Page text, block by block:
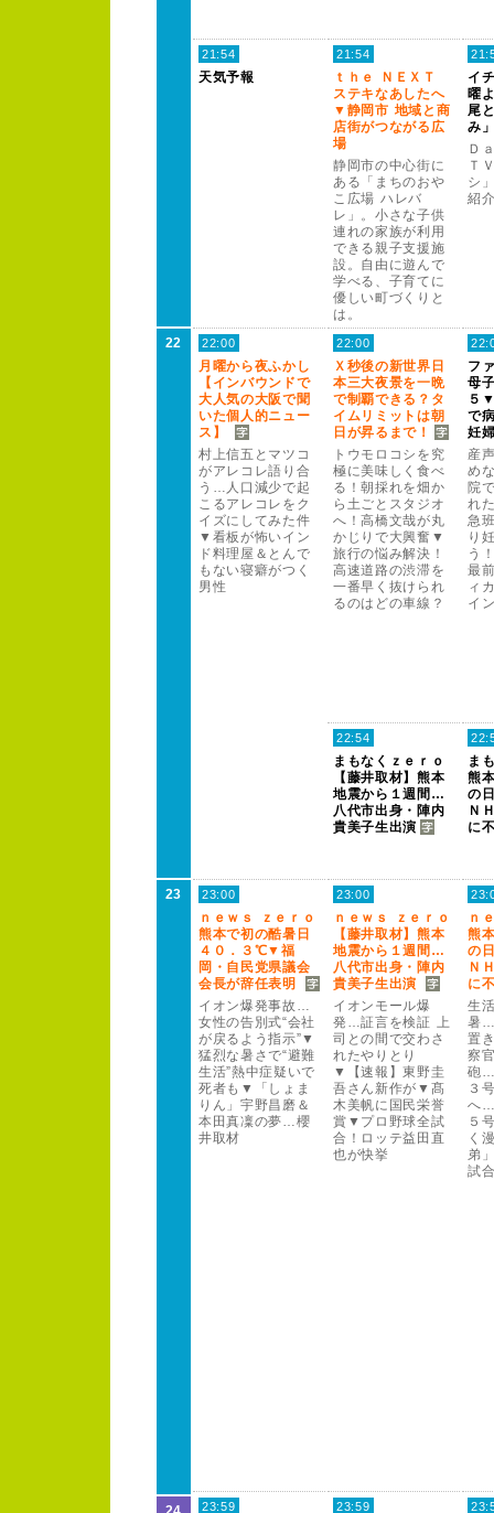
21:54
天気予報
21:54
ｔ ｈ ｅ Ｎ Ｅ Ｘ Ｔ
ステキなあしたへ
▼静岡市 地域と商
店街がつながる広
場
静岡市の中心街に
ある「まちのおや
こ広場 ハレバ
レ」。 小さな子供
連れの家族が利用
できる親子支援施
設。 自由に遊んで
学べる、 子育てに
優しい町づくりと
は。
イ
曜
尾
み
Ｄ
Ｔ
シ
紹
22 22:00
月曜から夜ふかし
【インバウンドで
大人気の大阪で聞
いた個人的ニュー
ス】
村上信五とマツコ
がアレコレ語り合
う…人口減少で起
こるアレコレをク
イズにしてみた件
▼看板が怖いイン
ド料理屋＆とんで
もない寝癖がつく
男性
22:00
Ｘ 秒後の新世界日
本三大夜景を一晩
で制覇できる？ タ
イムリミットは朝
日が昇るまで！
トウモロコシを究
極に美味しく食べ
る！朝採れを畑か
ら土ごとスタジオ
へ！高橋文哉が丸
かじりで大興奮▼
旅行の悩み解決！
高速道路の渋滞を
一番早く抜けられ
るのはどの車線？
フ
母
５
で
妊
産
め
院
れ
急
り
う
最
ィ
イ
22:54
まもなくｚ ｅ ｒ
ｏ
【藤井取材】熊本
地震から１週間…
八代市出身・陣内
貴美子生出演
ま
熊
の
Ｎ
に
23 23:00
ｎ ｅ ｗ ｓ ｚ ｅ ｒ
ｏ
熊本で初の酷暑日
４ ０ ．３ ℃▼福
岡・自民党県議会
会長が辞任表明
イオン爆発事故…
女性の告別式“会社
が戻るよう指示”▼
猛烈な暑さで“避難
生活”熱中症疑いで
死者も▼「しょま
りん」宇野昌磨＆
本田真凜の夢…櫻
井取材
23:00
ｎ ｅ ｗ ｓ ｚ ｅ ｒ
ｏ
【藤井取材】熊本
地震から１週間…
八代市出身・陣内
貴美子生出演
イオンモー ル爆
発…証言を検証 上
司との間で交わさ
れたやりとり
▼【速報】東野圭
吾さん新作が▼髙
木美帆に国民栄誉
賞▼プロ野球全試
合！ ロッテ益田直
也が快挙
ｎ
熊
の
Ｎ
に
生
暑…
置
察
砲
３
へ…
５
く
弟
試
23:59 23:59
24